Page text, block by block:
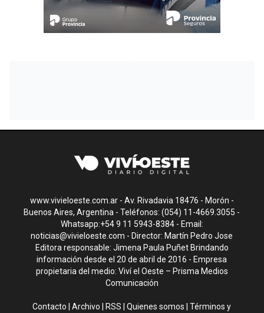
www.vivieloeste.com.ar - Av. Rivadavia 18476 - Morón -
Buenos Aires, Argentina - Teléfonos: (054) 11-4669.3055 -
Whatsapp:+54 9 11 5943-8384 - Email:
noticias@vivieloeste.com - Director: Martín Pedro Jose
Editora responsable: Jimena Paula Puñet Brindando
información desde el 20 de abril de 2016 - Empresa
propietaria del medio: Viví el Oeste – Prisma Medios
Comunicación
Contacto |Archivo RSS |Quienes somos |Términos y